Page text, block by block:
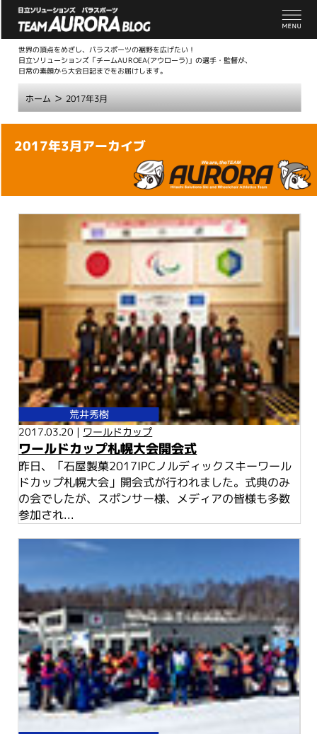
世界の頂点をめざし、パラスポーツの裾野を広げたい！
日立ソリューションズ「チームAUROEA(アウローラ)」の選手・監督が、
日常の素顔から大会日記までをお届けします。
ホーム> 2017年3月
本
2017年3月アーカイブ
荒井秀樹
2017.03.20 | ワールドカップ
ワールドカップ札幌大会開会式
昨日、「石屋製菓2017IPCノルディックスキーワール
ドカップ札幌大会」開会式が行われました。式典のみ
の会でしたが、スポンサー様、メディアの皆様も多数
参加され...